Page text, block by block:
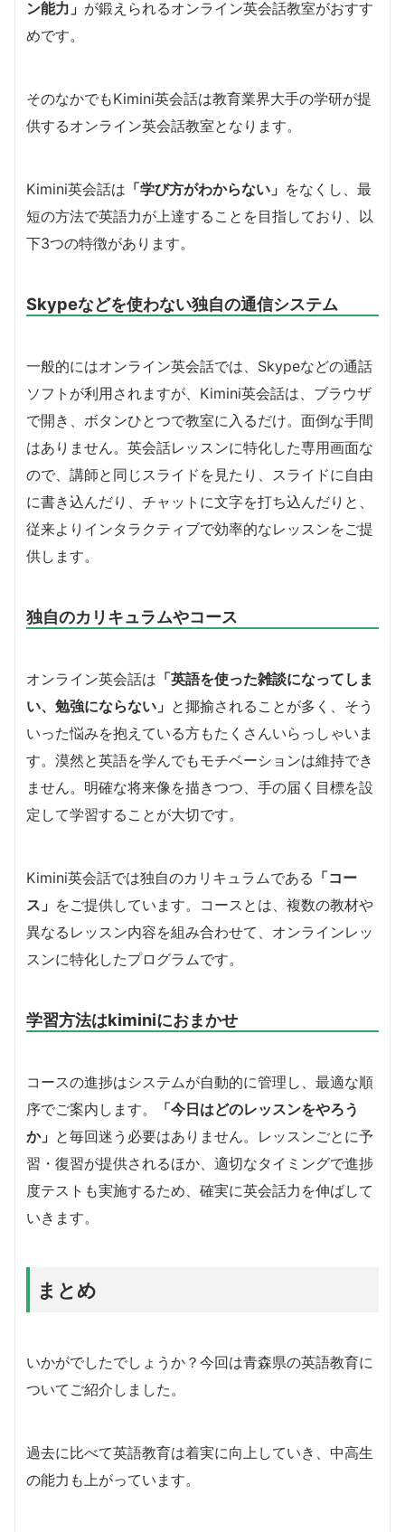
ン能力」 が鍛えられるオンライン英会話教室がおすす
めです。
そのなかでもKimini英会話は教育業界大手の学研が提
供するオンライン英会話教室となります。
Kimini英会話は 「学び方がわからない」 をなくし、最
短の方法で英語力が上達することを目指しており、以
下3つの特徴があります。
Skypeなどを使わない独自の通信システム
一般的にはオンライン英会話では、Skypeなどの通話
ソフトが利用されますが、Kimini英会話は、ブラウザ
で開き、ボタンひとつで教室に入るだけ。面倒な手間
はありません。英会話レッスンに特化した専用画面な
ので、講師と同じスライドを見たり、スライドに自由
に書き込んだり、チャットに文字を打ち込んだりと、
従来よりインタラクティブで効率的なレッスンをご提
供します。
独自のカリキュラムやコース
オンライン英会話は 「英語を使った雑談になってしま
い、勉強にならない」 と揶揄されることが多く、そう
いった悩みを抱えている方もたくさんいらっしゃいま
す。漠然と英語を学んでもモチベーションは維持でき
ません。明確な将来像を描きつつ、手の届く目標を設
定して学習することが大切です。
Kimini英会話では独自のカリキュラムである 「コー
ス」 をご提供しています。コースとは、複数の教材や
異なるレッスン内容を組み合わせて、オンラインレッ
スンに特化したプログラムです。
学習方法はkiminiにおまかせ
コースの進捗はシステムが自動的に管理し、最適な順
序でご案内します。
「今日はどのレッスンをやろう
か」 と毎回迷う必要はありません。レッスンごとに予
習・復習が提供されるほか、適切なタイミングで進捗
度テストも実施するため、確実に英会話力を伸ばして
いきます。
まとめ
いかがでしたでしょうか？今回は青森県の英語教育に
ついてご紹介しました。
過去に比べて英語教育は着実に向上していき、中高生
の能力も上がっています。